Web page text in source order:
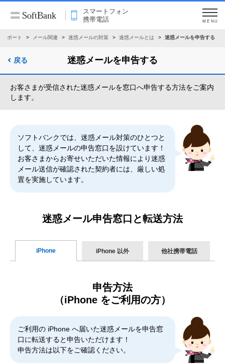
スマートフォン
携帯電話
MENU
サポート メール関連 迷惑メールの対策 迷惑メールとは 迷惑メールを申告する
戻る 迷惑メールを申告する
お客さまが受信された迷惑メールを窓口へ申告する方法をご案内
します。
ソフトバンクでは、迷惑メール対策のひとつと
して、迷惑メールの申告窓口を設けています！
お客さまからお寄せいただいた情報により迷惑
メール送信が確認された契約者には、厳しい処
置を実施しています。
迷惑メール申告窓口と転送方法
iPhone iPhone 以外 他社携帯電話
申告方法
（iPhone をご利用の方）
ご利用の iPhone へ届いた迷惑メールを申告窓
口に転送すると申告いただけます！
申告方法は以下をご確認ください。